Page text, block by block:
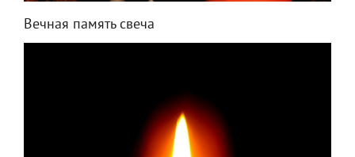
Вечная память свеча